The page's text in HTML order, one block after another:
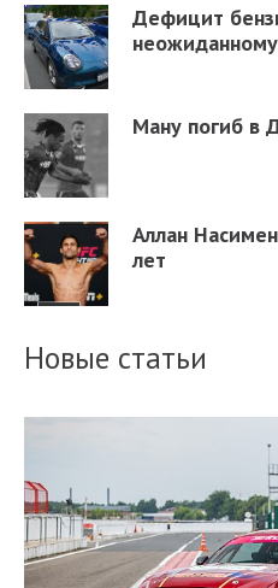
Дефицит
Ману погиб в
Аллан
лет
Новые статьи